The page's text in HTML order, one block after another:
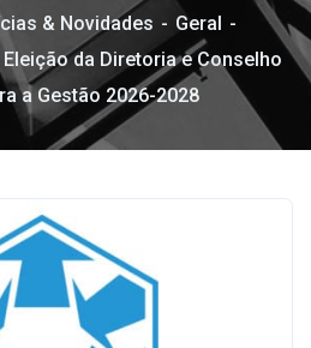
& Novidades
Geral
da Diretoria e Conselho
a Gestão 2026-2028